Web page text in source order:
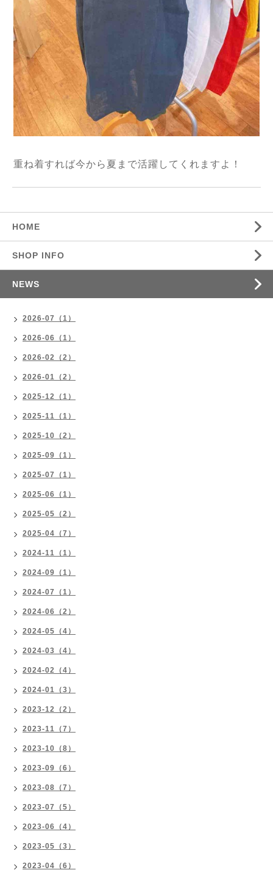
重ね着すれば今から夏まで活躍してくれますよ！
HOME
SHOP INFO
NEWS
2026-07（1）
2026-06（1）
2026-02（2）
2026-01（2）
2025-12（1）
2025-11（1）
2025-10（2）
2025-09（1）
2025-07（1）
2025-06（1）
2025-05（2）
2025-04（7）
2024-11（1）
2024-09（1）
2024-07（1）
2024-06（2）
2024-05（4）
2024-03（4）
2024-02（4）
2024-01（3）
2023-12（2）
2023-11（7）
2023-10（8）
2023-09（6）
2023-08（7）
2023-07（5）
2023-06（4）
2023-05（3）
2023-04（6）